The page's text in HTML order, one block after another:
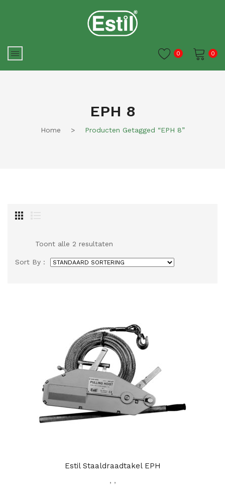
0
0
EPH 8
Home > Producten Getagged “EPH 8”
Toont alle 2 resultaten
Sort By :
Estil Staaldraadtakel EPH
, ,